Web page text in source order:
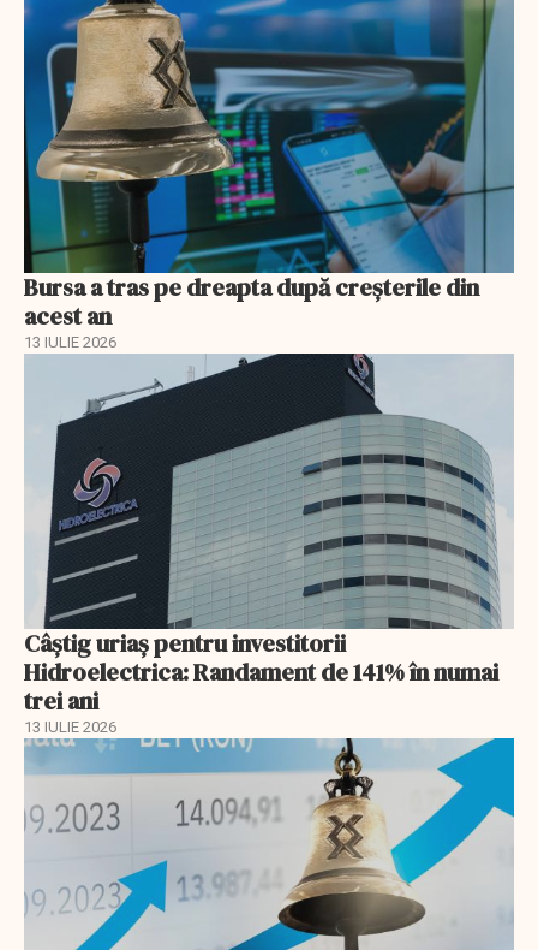
Bursa a tras pe dreapta după creșterile din
acest an
13 IULIE 2026
Câștig uriaș pentru investitorii
Hidroelectrica: Randament de 141% în numai
trei ani
13 IULIE 2026